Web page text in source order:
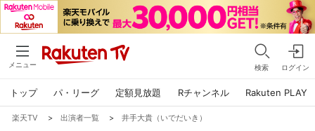
メニュー 検索 ログイン
トップ パ・リーグ 定額見放題 Rチャンネル Rakuten PLAY
楽天TV > 出演者一覧 > 井手大貴（いでだいき）